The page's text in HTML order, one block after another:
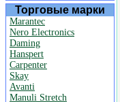
Торговые марки
Marantec
Nero Electronics
Daming
Hanspert
Carpenter
Skay
Avanti
Manuli Stretch